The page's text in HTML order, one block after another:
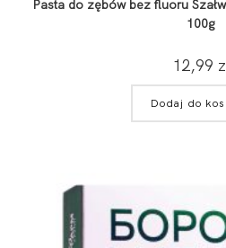
Pasta do zębów bez fluoru
100g
12,99
Dodaj do